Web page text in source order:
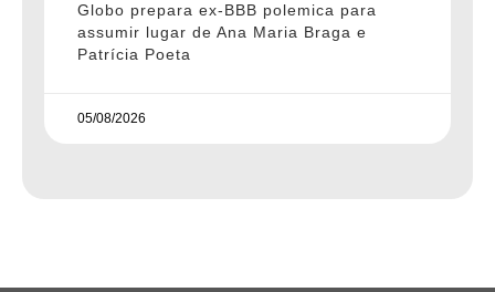
Globo prepara ex-BBB polemica para
assumir lugar de Ana Maria Braga e
Patrícia Poeta
05/08/2026